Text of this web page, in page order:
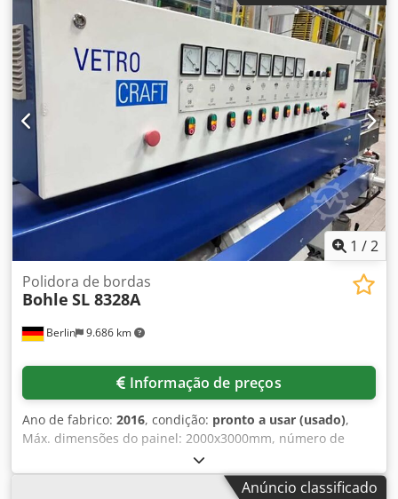
1 /2
Berlin 9.686 km
Polidora de bordas
Bohle SL 8328A
Informação de preços
Ano de fabrico: 2016, condição: pronto a usar (usado),
Máx. dimensões do painel: 2000x3000mm, número de
fusos: 8, espessura do vidro: 3-28mm, comprimento:
6500mm, largura: 1600mm, altura: 2600mm, peso: 3,2t.
Anúncio classificado